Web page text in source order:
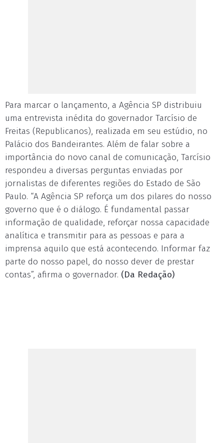
Para marcar o lançamento, a Agência SP distribuiu
uma entrevista inédita do governador Tarcísio de
Freitas (Republicanos), realizada em seu estúdio, no
Palácio dos Bandeirantes. Além de falar sobre a
importância do novo canal de comunicação, Tarcísio
respondeu a diversas perguntas enviadas por
jornalistas de diferentes regiões do Estado de São
Paulo. “A Agência SP reforça um dos pilares do nosso
governo que é o diálogo. É fundamental passar
informação de qualidade, reforçar nossa capacidade
analítica e transmitir para as pessoas e para a
imprensa aquilo que está acontecendo. Informar faz
parte do nosso papel, do nosso dever de prestar
contas”, afirma o governador. (Da Redação)